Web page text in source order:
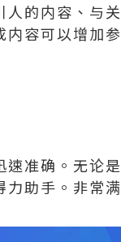
的内容、与
容可以增加
准确。无论
助手。非常